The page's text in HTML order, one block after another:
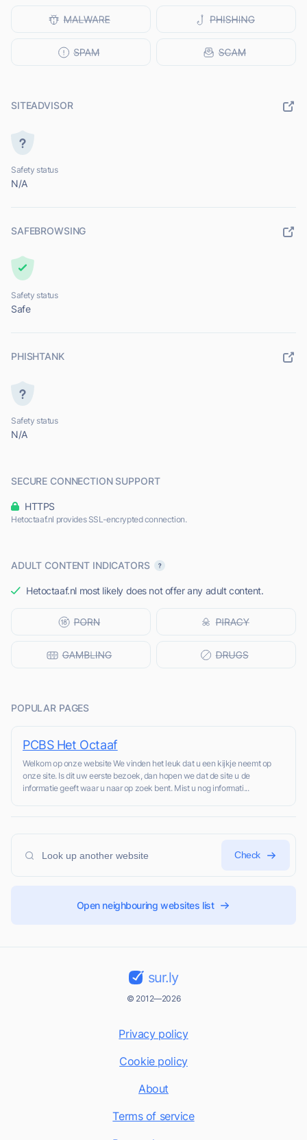
SITEADVISOR
Safety status
N/A
SAFEBROWSING
Safety status
Safe
PHISHTANK
Safety status
N/A
SECURE CONNECTION SUPPORT
HTTPS
Hetoctaaf.nl provides SSL-encrypted connection.
ADULT CONTENT INDICATORS
Hetoctaaf.nl most likely does not offer any adult content.
POPULAR PAGES
PCBS Het Octaaf
Welkom op onze website We vinden het leuk dat u een kijkje neemt op
onze site. Is dit uw eerste bezoek, dan hopen we dat de site u de
informatie geeft waar u naar op zoek bent. Mist u nog informati...
Check
Open neighbouring websites list
sur.ly
© 2012—2026
Privacy policy
Cookie policy
About
Terms of service